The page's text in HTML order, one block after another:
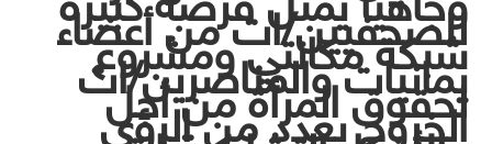
للصحفيين/ات من أعضاء
شبكة مكانتي ومشروع
يمانيات والمناصرين/ات
لحقوق المرأة من أجل
الخروج بعدد من الرؤى